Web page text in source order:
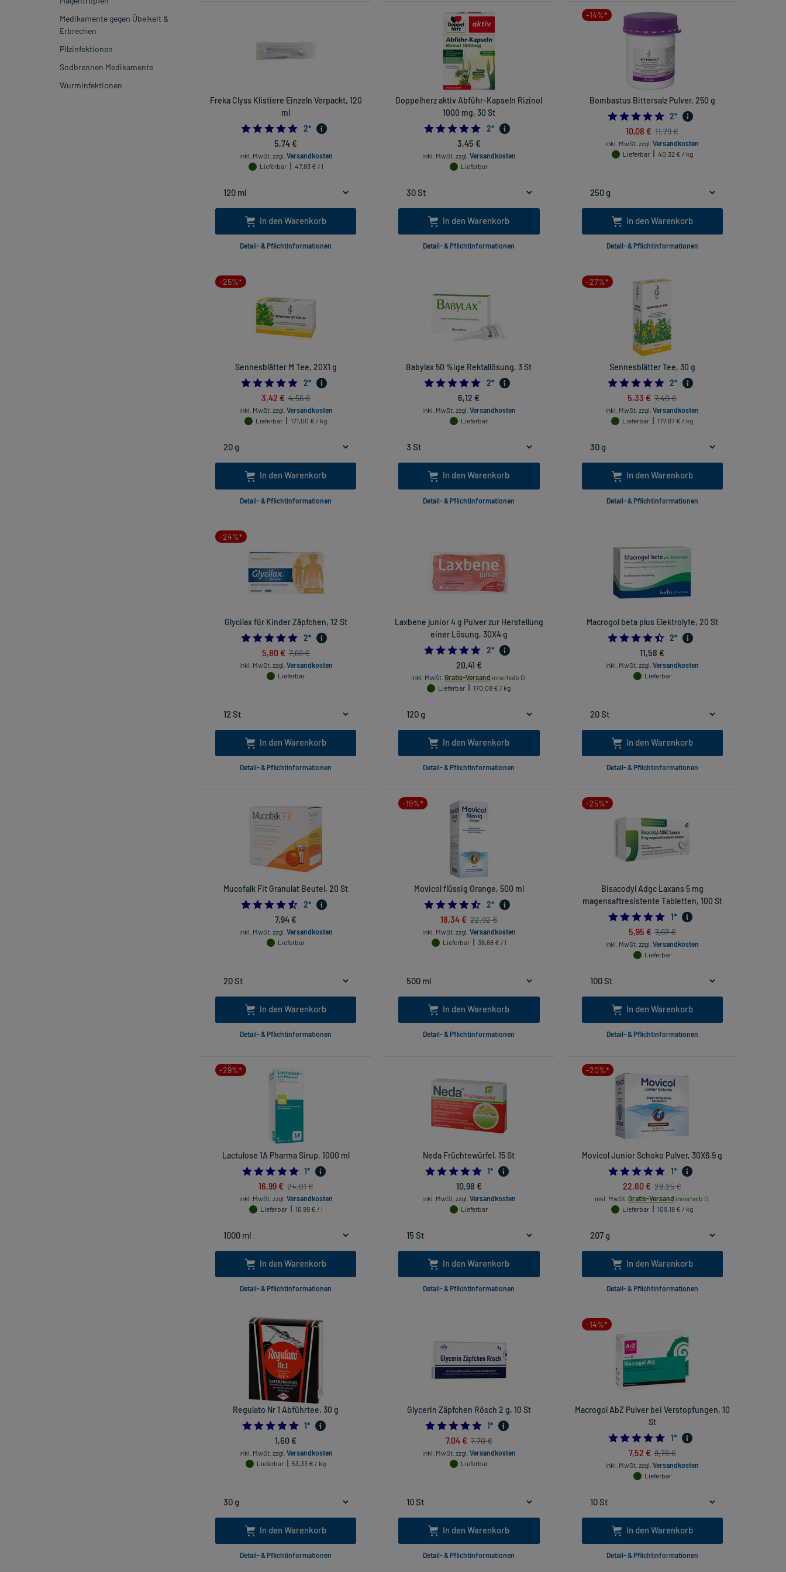
Medikamente gegen Übelkeit &
Erbrechen
Pilzinfektionen
Sodbrennen Medikamente
Wurminfektionen
Freka Clyss Klistiere Einzeln Verpackt, 120
ml
5.0
2*
5,74 €
inkl. MwSt. zzgl. Versandkosten
Lieferbar
47,83 € / l
In den Warenkorb
Detail- & Pflichtinformationen
Doppelherz aktiv Abführ-Kapseln Rizinol
1000 mg, 30 St
5.0
2*
3,45 €
inkl. MwSt. zzgl. Versandkosten
Lieferbar
In den Warenkorb
Detail- & Pflichtinformationen
-14%*
Bombastus Bittersalz Pulver, 250 g
5.0
2*
10,08 € 11,79 €
inkl. MwSt. zzgl.Versandkosten
Lieferbar
40,32 € / kg
In den Warenkorb
Detail- & Pflichtinformationen
-25%*
Sennesblätter M Tee, 20X1 g
5.0
2*
3,42 € 4,56 €
inkl. MwSt. zzgl. Versandkosten
Lieferbar
171,00 € / kg
In den Warenkorb
Detail- & Pflichtinformationen
Babylax 50 %ige Rektallösung, 3 St
5.0
2*
6,12 €
inkl. MwSt. zzgl. Versandkosten
Lieferbar
In den Warenkorb
Detail- & Pflichtinformationen
-27%*
Sennesblätter Tee, 30 g
5.0
2*
5,33 € 7,40 €
inkl. MwSt. zzgl.Versandkosten
Lieferbar
177,67 € / kg
In den Warenkorb
Detail- & Pflichtinformationen
-24%*
Glycilax für Kinder Zäpfchen, 12 St
5.0
2*
5,80 € 7,69 €
inkl. MwSt. zzgl. Versandkosten
Lieferbar
In den Warenkorb
Detail- & Pflichtinformationen
Laxbene junior 4 g Pulver zur Herstellung
einer Lösung, 30X4 g
5.0
2*
20,41 €
inkl. MwSt. Gratis-Versand innerhalb D.
Lieferbar
170,08 € / kg
In den Warenkorb
Detail- & Pflichtinformationen
Macrogol beta plus Elektrolyte, 20 St
4.5
2*
11,58 €
inkl. MwSt. zzgl.Versandkosten
Lieferbar
In den Warenkorb
Detail- & Pflichtinformationen
Mucofalk Fit Granulat Beutel, 20 St
4.5
2*
7,94 €
inkl. MwSt. zzgl. Versandkosten
Lieferbar
In den Warenkorb
Detail- & Pflichtinformationen
-19%*
Movicol flüssig Orange, 500 ml
4.5
2*
18,34 € 22,92 €
inkl. MwSt. zzgl. Versandkosten
Lieferbar
36,68 € / l
In den Warenkorb
Detail- & Pflichtinformationen
-25%*
Bisacodyl Adgc Laxans 5 mg
magensaftresistente Tabletten, 100 St
5.0
1*
5,95 € 7,97 €
inkl. MwSt. zzgl.Versandkosten
Lieferbar
In den Warenkorb
Detail- & Pflichtinformationen
-29%*
Lactulose 1A Pharma Sirup, 1000 ml
5.0
1*
16,99 € 24,01 €
inkl. MwSt. zzgl. Versandkosten
Lieferbar
16,99 € / l
In den Warenkorb
Detail- & Pflichtinformationen
Neda Früchtewürfel, 15 St
5.0
1*
10,98 €
inkl. MwSt. zzgl. Versandkosten
Lieferbar
In den Warenkorb
Detail- & Pflichtinformationen
-20%*
Movicol Junior Schoko Pulver, 30X6.9 g
5.0
1*
22,60 € 28,25 €
inkl. MwSt. Gratis-Versand innerhalb D.
Lieferbar
109,18 € / kg
In den Warenkorb
Detail- & Pflichtinformationen
Regulato Nr 1 Abführtee, 30 g
5.0
1*
1,60 €
inkl. MwSt. zzgl. Versandkosten
Lieferbar
53,33 € / kg
In den Warenkorb
Detail- & Pflichtinformationen
Glycerin Zäpfchen Rösch 2 g, 10 St
5.0
1*
7,04 € 7,70 €
inkl. MwSt. zzgl. Versandkosten
Lieferbar
In den Warenkorb
Detail- & Pflichtinformationen
-14%*
Macrogol AbZ Pulver bei Verstopfungen, 10
St
5.0
1*
7,52 € 8,78 €
inkl. MwSt. zzgl.Versandkosten
Lieferbar
In den Warenkorb
Detail- & Pflichtinformationen